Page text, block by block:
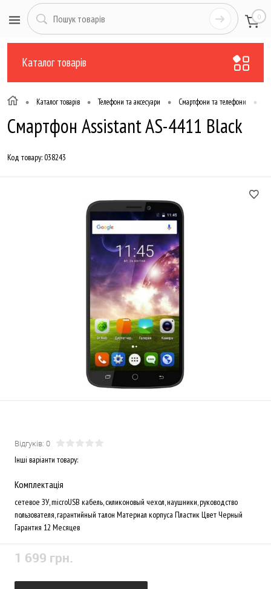
0
Каталог товарів
• Каталог товарів • Телефони та аксесуари • Смартфони та телефони •
Смартфон Assistant AS-4411 Black
Код товару:038243
Відгуків: 0
Інші варіанти товару:
Комплектація
сетевое ЗУ, microUSB кабель, силиконовый чехол, наушники, руководство
пользователя, гарантийный талон Материал корпуса Пластик Цвет Черный
Гарантия 12 Месяцев
1 699 грн.